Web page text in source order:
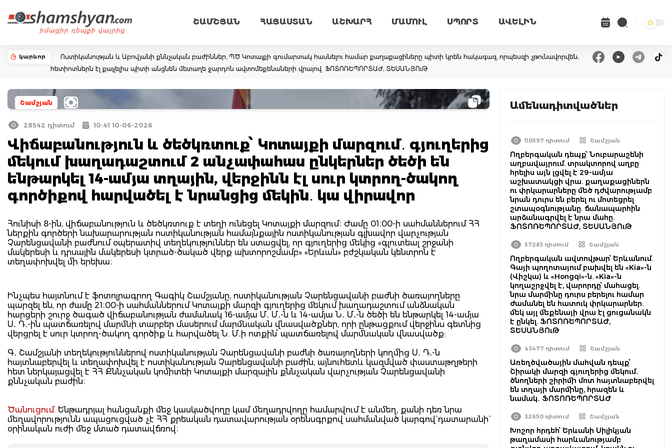
ՇԱՄՇՅԱՆ ՀԱՅԱՍՏԱՆ ԱՇԽԱՐՀ ՄԱՄՈՒԼ ՍՊՈՐՏ ԱՎԵԼԻՆ
կարևոր
Ոստիկանության և Աբովյանի քննչական բաժիններ, ՊԾ Կոտայքի գումարտակ հասնելու համար քաղաքացիները պիտի կրեն հակագազ, որպեսզի չթունավորվեն,
հետիոտներն էլ քայլելիս պիտի անցնեն մետաղե ջարդոն ավտոմեքենաների վրայով. ՖՈՏՈՌԵՊՈՐՏԱԺ, ՏԵՍԱՆՅՈւԹ
Շամշյան
28542 դիտում 10:41 10-06-2026
Վիճաբանություն և ծեծկռտուք՝ Կոտայքի մարզում․ գյուղերից
մեկում խաղադաշտում 2 անչափահաս ընկերներ ծեծի են
ենթարկել 14-ամյա տղային, վերջինն էլ սուր կտրող-ծակող
գործիքով հարվածել է նրանցից մեկին․ կա վիրավոր
Հունիսի 8-ին, վիճաբանություն և ծեծկռտուք է տեղի ունեցել Կոտայքի մարզում։ Ժամը 01։00-ի սահմաններում ՀՀ
ներքին գործերի նախարարության ոստիկանության համայնքային ոստիկանության գլխավոր վարչության
Չարենցավանի բաժնում օպերատիվ տեղեկություններ են ստացվել, որ գյուղերից մեկից «գլուտեալ շրջանի
մակերեսի և դրսային մակերեսի կտրած-ծակած վերք ախտորոշմամբ» «Երևան» բժշկական կենտրոն է
տեղափոխվել մի երեխա։
Ինչպես հայտնում է ֆոտոլրագրող Գագիկ Շամշյանը, ոստիկանության Չարենցավանի բաժնի ծառայողները
պարզել են, որ ժամը 21։00-ի սահմաններում Կոտայքի մարզի գյուղերից մեկում խաղադաշտում անձնական
հարցերի շուրջ ծագած վիճաբանության ժամանակ 16-ամյա Մ․ Մ․-ն և 14-ամյա Ն․ Մ․-ն ծեծի են ենթարկել 14-ամյա
Ս․ Դ․-ին պատճառելով մարմնի տարբեր մասերում մարմնական վնասվածքներ, որի ընթացքում վերջինս գետնից
վերցրել է սուր կտրող-ծակող գործիք և հարվածել Ն. Մ․ի ոտքին՝ պատճառելով մարմնական վնասվածք:
Գ․ Շամշյանի տեղեկություններով ոստիկանության Չարենցավանի բաժնի ծառայողների կողմից Ս․ Դ․-ն
հայտնաբերվել և տեղափոխվել է ոստիկանության Չարենցավանի բաժին, այնուհետև կազմված փաստաթղթերի
հետ ներկայացվել է ՀՀ Քննչական կոմիտեի Կոտայքի մարզային քննչական վարչության Չարենցավանի
քննչական բաժին։
Ծանուցում. Ենթադրյալ հանցանքի մեջ կասկածվողը կամ մեղադրվողը համարվում է անմեղ, քանի դեռ նրա
մեղավորությունն ապացուցված չէ ՀՀ քրեական դատավարության օրենսգրքով սահմանված կարգով` դատարանի`
օրինական ուժի մեջ մտած դատավճռով։
Ամենադիտվածներ
110597 դիտում Շամշյան
Ողբերգական դեպք՝ Նուբարաշենի
աղբավայրում. տրակտորով աղբը
հրելիս այն լցվել է 29-ամյա
աշխատակցի վրա. քաղաքացիներն
ու փրկարարները մեծ դժվարությամբ
նրան դուրս են բերել ու մոտեցրել
շտապօգնությանը. ճանապարհին
արձանագրվել է նրա մահը.
ՖՈՏՈՌԵՊՈՐՏԱԺ, ՏԵՍԱՆՅՈւԹ
57283 դիտում Շամշյան
Ողբերգական ավտովթար՝ Երևանում.
Գայի պողոտայում բախվել են «Kia»-ն
(Վիշկա) և «Hongqi»-ն. «Kia»-ն
կողաշրջվել է, վարորդը՝ մահացել.
նրա մարմինը դուրս բերելու համար
ժամանել են հատուկ փրկարարներ.
մեկ այլ մեքենայի վրա էլ ցուցանակն
է ընկել. ՖՈՏՈՌԵՊՈՐՏԱԺ,
ՏԵՍԱՆՅՈւԹ
43477 դիտում Շամշյան
Առեղծվածային մահվան դեպք՝
Շիրակի մարզի գյուղերից մեկում․
ծնողների շիրիմի մոտ հայտնաբերվել
են տղայի մարմինը, հրազեն և
նամակ․ ՖՈՏՈՌԵՊՈՐՏԱԺ
32650 դիտում Շամշյան
Խոշոր հրդեհ՝ Երևանի Սիլիկյան
թաղամասի հարևանությամբ